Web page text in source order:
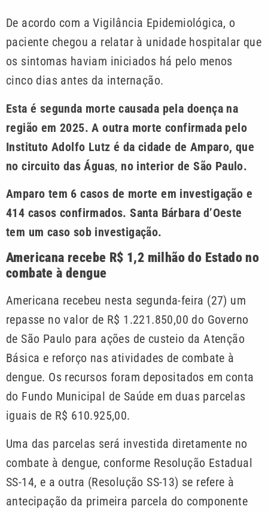
De acordo com a Vigilância Epidemiológica, o
paciente chegou a relatar à unidade hospitalar que
os sintomas haviam iniciados há pelo menos
cinco dias antes da internação.
Esta é segunda morte causada pela doença na
região em 2025. A outra morte confirmada pelo
Instituto Adolfo Lutz é da cidade de Amparo, que
no circuito das Águas, no interior de São Paulo.
Amparo tem 6 casos de morte em investigação e
414 casos confirmados. Santa Bárbara d’Oeste
tem um caso sob investigação.
Americana recebe R$ 1,2 milhão do Estado no
combate à dengue
Americana recebeu nesta segunda-feira (27) um
repasse no valor de R$ 1.221.850,00 do Governo
de São Paulo para ações de custeio da Atenção
Básica e reforço nas atividades de combate à
dengue. Os recursos foram depositados em conta
do Fundo Municipal de Saúde em duas parcelas
iguais de R$ 610.925,00.
Uma das parcelas será investida diretamente no
combate à dengue, conforme Resolução Estadual
SS-14, e a outra (Resolução SS-13) se refere à
antecipação da primeira parcela do componente